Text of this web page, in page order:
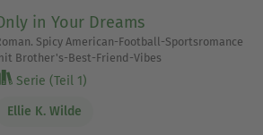
in Your Dreams
Spicy American-Football-Sportsromance
Brother's-Best-Friend-Vibes
Serie (Teil 1)
Ellie K. Wilde